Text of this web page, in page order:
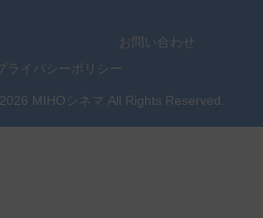
お問い合わせ
ライバシーポリシー
MIHOシネマ All Rights Reserved.